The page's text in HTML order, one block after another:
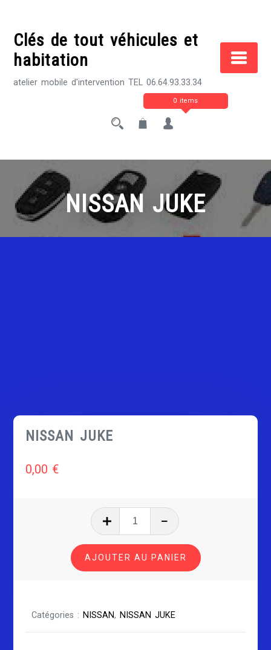
contentClés de tout véhicules et
habitation
atelier mobile d'intervention TEL 06.64.93.33.34
0 items
NISSAN JUKE
NISSAN JUKE
0,00 €
quantité
NISSAN
JUKE
AJOUTER AU PANIER
Catégories : NISSAN, NISSAN JUKE